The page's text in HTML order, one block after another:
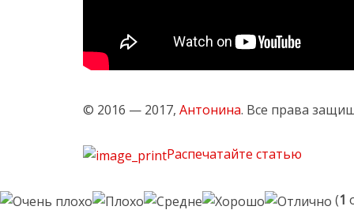
© 2016 — 2017, Антонина. Все права
Распечатайте статью
(1